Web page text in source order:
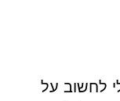
לחשוב על